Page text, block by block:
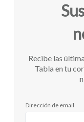
Recibe las
Tabla en tu
Dirección de email